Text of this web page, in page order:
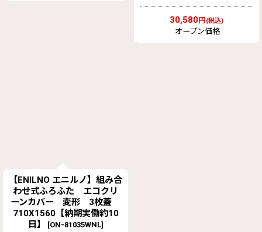
30,580円 (税込)
オープン価格
【ENILNO エニルノ】組み合
わせ式ふろふた エコクリ
ーンカバー 変形 3枚蓋
710X1560【納期実働約10
日】
[ON-81035WNL]